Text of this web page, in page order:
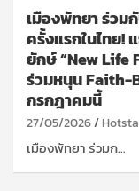
เมืองพัทยา ร่วม
ครั้งแรกในไทย!
ยักษ์ “New Life
ร่วมหนุน Faith-
กรกฎาคมนี้
27/05/2026
เมืองพัทยา ร่วมก…